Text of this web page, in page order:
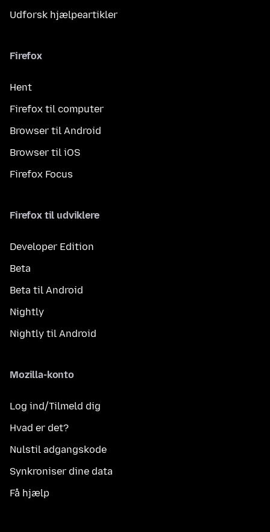
Udforsk hjælpeartikler
Firefox
Hent
Firefox til computer
Browser til Android
Browser til iOS
Firefox Focus
Firefox til udviklere
Developer Edition
Beta
Beta til Android
Nightly
Nightly til Android
Mozilla-konto
Log ind/Tilmeld dig
Hvad er det?
Nulstil adgangskode
Synkroniser dine data
Få hjælp